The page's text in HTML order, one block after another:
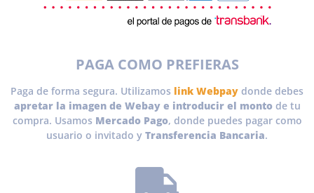
PAGA COMO PREFIERAS
Paga de forma segura. Utilizamos link Webpay donde debes
apretar la imagen de Webay e introducir el montode tu
compra. Usamos Mercado Pago, donde puedes pagar como
usuario o invitado y Transferencia Bancaria.